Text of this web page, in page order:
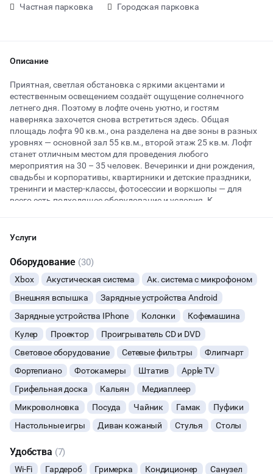
Частная парковка Городская парковка
Описание
Приятная, светлая обстановка с яркими акцентами и
естественным освещением создаёт ощущение солнечного
летнего дня. Поэтому в лофте очень уютно, и гостям
наверняка захочется снова встретиться здесь. Общая
площадь лофта 90 кв.м., она разделена на две зоны в разных
уровнях — основной зал 55 кв.м., второй этаж 25 кв.м. Лофт
станет отличным местом для проведения любого
мероприятия на 30 – 35 человек. Вечеринки и дни рождения,
свадьбы и корпоративы, квартирники и детские праздники,
тренинги и мастер-классы, фотосессии и воркшопы — для
всего есть подходящее оборудование и условия. К
флипчарт. К услугам гостей мини-кухня с микроволновкой,
гостей ароматный, вкусный кофе. Особенно хорошо
проводить здесь фотосессии и фото мастер-классы. Для этого
подготовлены 6 фотозон, профессиональный свет, включая
внешнюю вспышку, есть гримёрка. По желанию гостей можно
приносить с собой еду, также разрешается шуметь поздно
вечером. Бронируйте площадку для своего мероприятия или
запрашивайте показ лофта, чтобы лично осмотреть и оценить
его возможности. Мы постараемся помощь вам с
организацией аренды площадки, чтобы ваше мероприятие
прошло с успехом и надолго запомнилось.
Услуги
Оборудование (30)
Xbox Акустическая система
Ак. система с микрофоном
Внешняя вспышка
Зарядные устройства Android
Зарядные устройства IPhone
Колонки
Кофемашина
Кулер
Проектор
Проигрыватель CD и DVD
Световое оборудование
Сетевые фильтры
Флипчарт
Фортепиано
Фотокамеры Штатив
Apple TV
Грифельная доска
Кальян
Медиаплеер
Микроволновка
Посуда Чайник Гамак
Пуфики
Настольные игры
Диван кожаный Стулья Столы
Удобства (7)
Wi-Fi Гардероб Гримерка Кондиционер
Санузел
от 1000 ₽ за час
Тип мероприятия
ВЕЧЕРИНКИ
ДЕТСКИЕ ПРАЗДНИКИ
СВАДЬБЫ
КОРПОРАТИВЫ
ДЕЛОВЫЕ МЕРОПРИЯТИЯ
КВАРТИРНИКИ
Начало Окончание
ДАННЫЙ ЛОФТ СЕЙЧАС НЕ АКТИВЕН
ОСТАВИТЬ ЗАЯВКУ
Вы можете отменить заявку в любой момент, это бесплатно
или поменять параметры с нашим менеджером после того, как
оставите заявку
🔥 10 человек интересовались этой площадкой сегодня